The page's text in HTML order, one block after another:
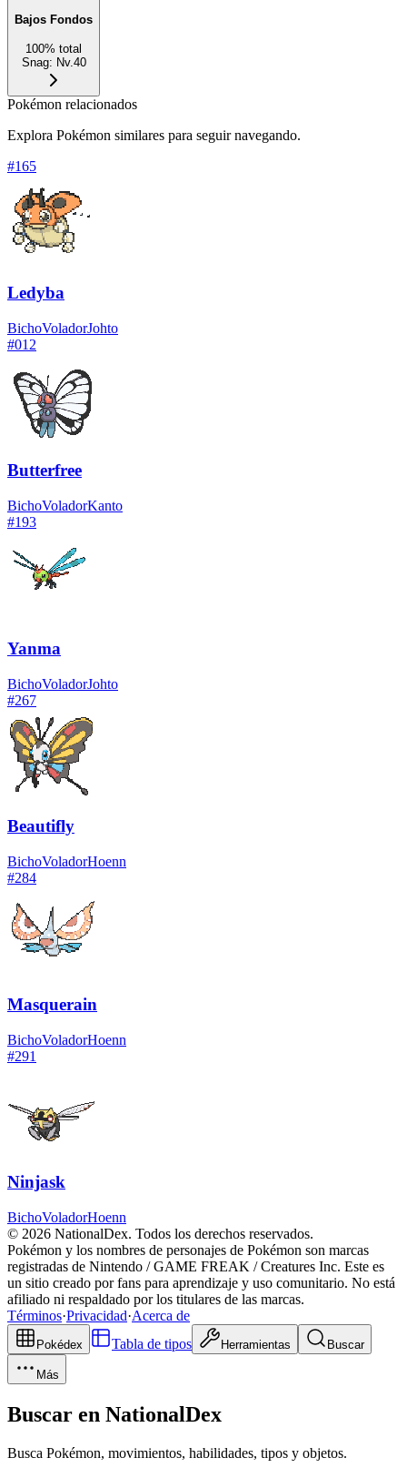
Bajos Fondos
100% total
Snag: Nv.40
Pokémon relacionados
Explora Pokémon similares para seguir navegando.
#165
Ledyba
BichoVoladorJohto
#012
Butterfree
BichoVoladorKanto
#193
Yanma
BichoVoladorJohto
#267
Beautifly
BichoVoladorHoenn
#284
Masquerain
BichoVoladorHoenn
#291
Ninjask
BichoVoladorHoenn
© 2026 NationalDex. Todos los derechos reservados.
Pokémon y los nombres de personajes de Pokémon son marcas
registradas de Nintendo / GAME FREAK / Creatures Inc. Este es
un sitio creado por fans para aprendizaje y uso comunitario. No está
afiliado ni respaldado por los titulares de las marcas.
Términos·Privacidad·Acerca de
Pokédex Tabla de tipos Herramientas Buscar
Más
Buscar en NationalDex
Busca Pokémon, movimientos, habilidades, tipos y objetos.